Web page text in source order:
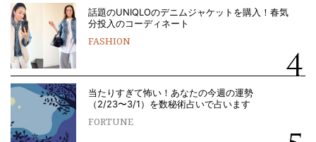
話題のUNIQLOのデニムジャケットを購入！春気
分投入のコーディネート
FASHION
当たりすぎて怖い！あなたの今週の運勢
（2/23〜3/1）を数秘術占いで占います
FORTUNE